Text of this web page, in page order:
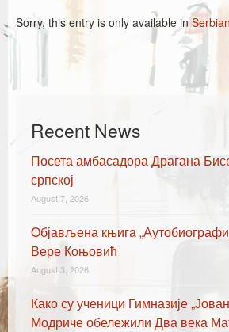
Летопис Матице српске
Гласник Матице српске
Вести
Sorry, this entry is only available inSerbian
Recent News
Посета амбасадора Драгана
српској
August 7, 2026
Oбјављена књигa
Вере Коњовић
August 3, 2026
Како су ученици Гимназије
Модриче обележили Два века